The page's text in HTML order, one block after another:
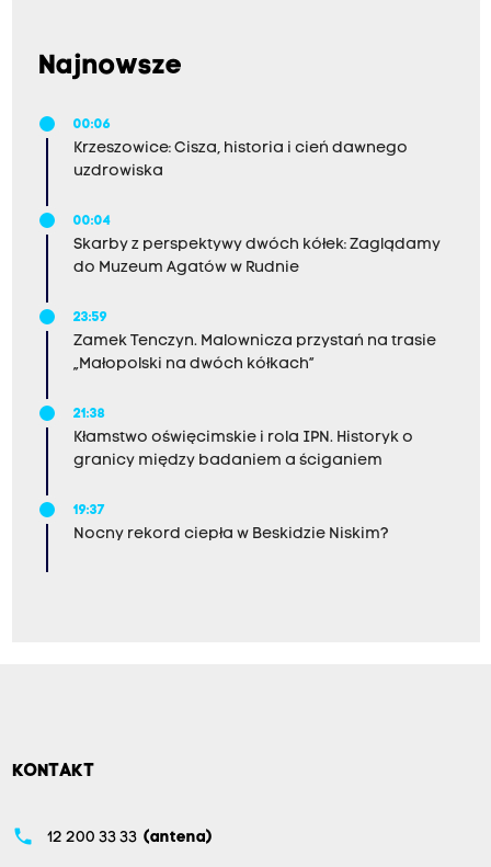
Najnowsze
00:06
Krzeszowice: Cisza, historia i cień dawnego
uzdrowiska
00:04
Skarby z perspektywy dwóch kółek: Zaglądamy
do Muzeum Agatów w Rudnie
23:59
Zamek Tenczyn. Malownicza przystań na trasie
„Małopolski na dwóch kółkach”
21:38
Kłamstwo oświęcimskie i rola IPN. Historyk o
granicy między badaniem a ściganiem
19:37
Nocny rekord ciepła w Beskidzie Niskim?
KONTAKT
phone 12 200 33 33 (antena)